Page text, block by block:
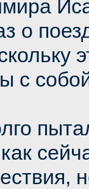
о
с